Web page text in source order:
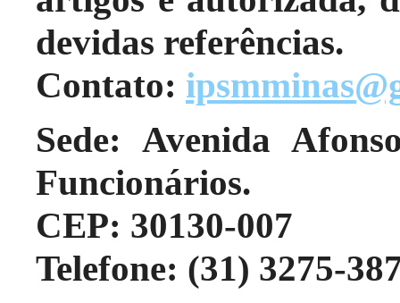
devidas referências.
Contato:
Sede: Avenida
Funcionários.
CEP: 30130-007
Telefone: (31) 3275-